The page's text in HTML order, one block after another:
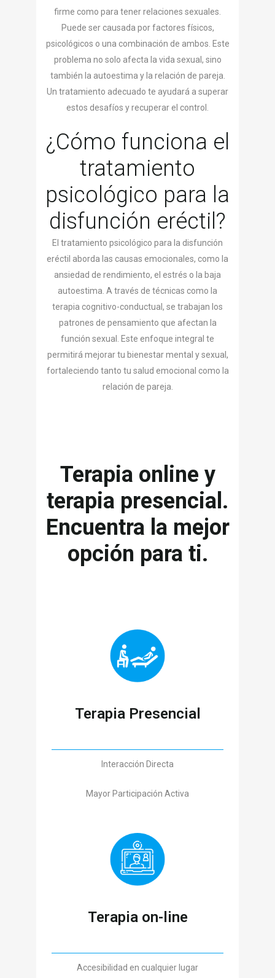
firme como para tener relaciones sexuales.
Puede ser causada por factores físicos,
psicológicos o una combinación de ambos. Este
problema no solo afecta la vida sexual, sino
también la autoestima y la relación de pareja.
Un tratamiento adecuado te ayudará a superar
estos desafíos y recuperar el control.
¿Cómo funciona el
tratamiento
psicológico para la
disfunción eréctil?
El tratamiento psicológico para la disfunción
eréctil aborda las causas emocionales, como la
ansiedad de rendimiento, el estrés o la baja
autoestima. A través de técnicas como la
terapia cognitivo-conductual, se trabajan los
patrones de pensamiento que afectan la
función sexual. Este enfoque integral te
permitirá mejorar tu bienestar mental y sexual,
fortaleciendo tanto tu salud emocional como la
relación de pareja.
Terapia online y
terapia presencial.
Encuentra la mejor
opción para ti.
Terapia Presencial
Interacción Directa
Mayor Participación Activa
Terapia on-line
Accesibilidad en cualquier lugar